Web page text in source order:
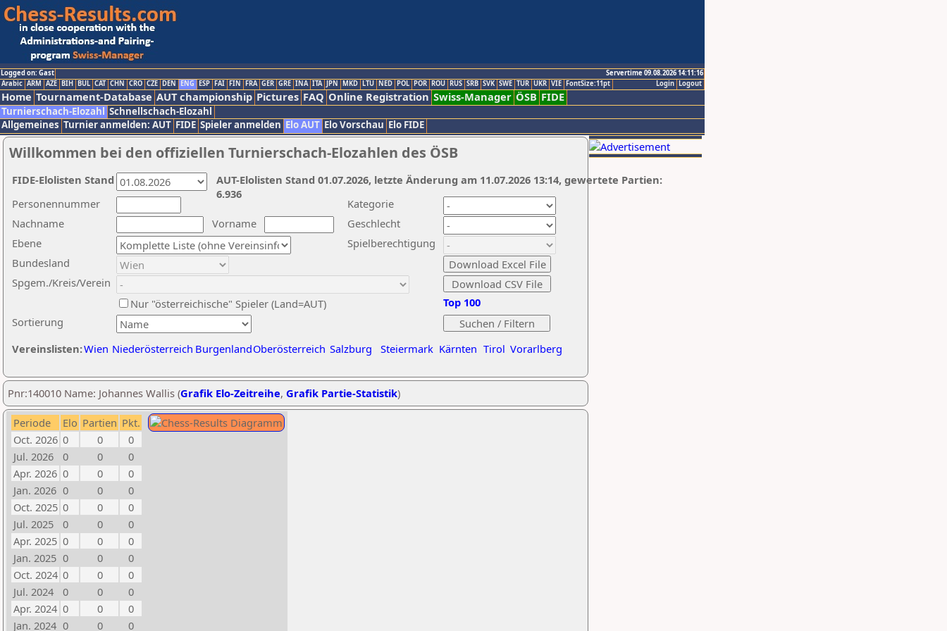
Logged on: Gast
Servertime 09.08.2026 14:11:16
Logout
Login
Arabic ARM AZE BIH BUL CAT CHN CRO CZE DEN ENG ESP FAI FIN FRA GER GRE INA ITA JPN MKD LTU NED POL POR ROU RUS SRB SVK SWE TUR UKR VIE FontSize:11pt
Home Tournament-Database AUT championship Pictures FAQ Online Registration Swiss-Manager ÖSB FIDE
Turnierschach-Elozahl Schnellschach-Elozahl
Allgemeines Turnier anmelden: AUT FIDE Spieler anmelden Elo AUT Elo Vorschau Elo FIDE
Willkommen bei den offiziellen Turnierschach-Elozahlen des ÖSB
Nachname
Vorname
Ebene
Kategorie
Sortierung
Personennummer
Bundesland
Spgem./Kreis/Verein
Geschlecht
Nur "österreichische" Spieler (Land=AUT)
Spielberechtigung
Vereinslisten:Wien Niederösterreich BurgenlandOberösterreich Salzburg Steiermark Kärnten Tirol Vorarlberg
Top 100
AUT-Elolisten Stand 01.07.2026, letzte Änderung am 11.07.2026 13:14, gewertete Partien:
6.936
FIDE-Elolisten Stand
Pnr:140010 Name: Johannes Wallis (Grafik Elo-Zeitreihe, Grafik Partie-Statistik)
Periode Elo Partien Pkt.
Oct. 2026 0 0
0
Jul. 2026
0 0
0
Apr. 2026 0 0
0
Jan. 2026 0 0
0
Oct. 2025 0 0
0
Jul. 2025
0 0
0
Apr. 2025 0 0
0
Jan. 2025 0 0
0
Oct. 2024 0 0
0
Jul. 2024
0 0
0
Apr. 2024 0 0
0
Jan. 2024 0 0 0